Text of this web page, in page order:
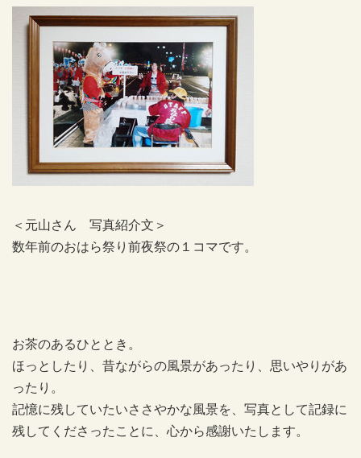
＜元山さん 写真紹介文＞
数年前のおはら祭り前夜祭の１コマです。
お茶のあるひととき。
ほっとしたり、昔ながらの風景があったり、思いやりがあ
ったり。
記憶に残していたいささやかな風景を、写真として記録に
残してくださったことに、心から感謝いたします。